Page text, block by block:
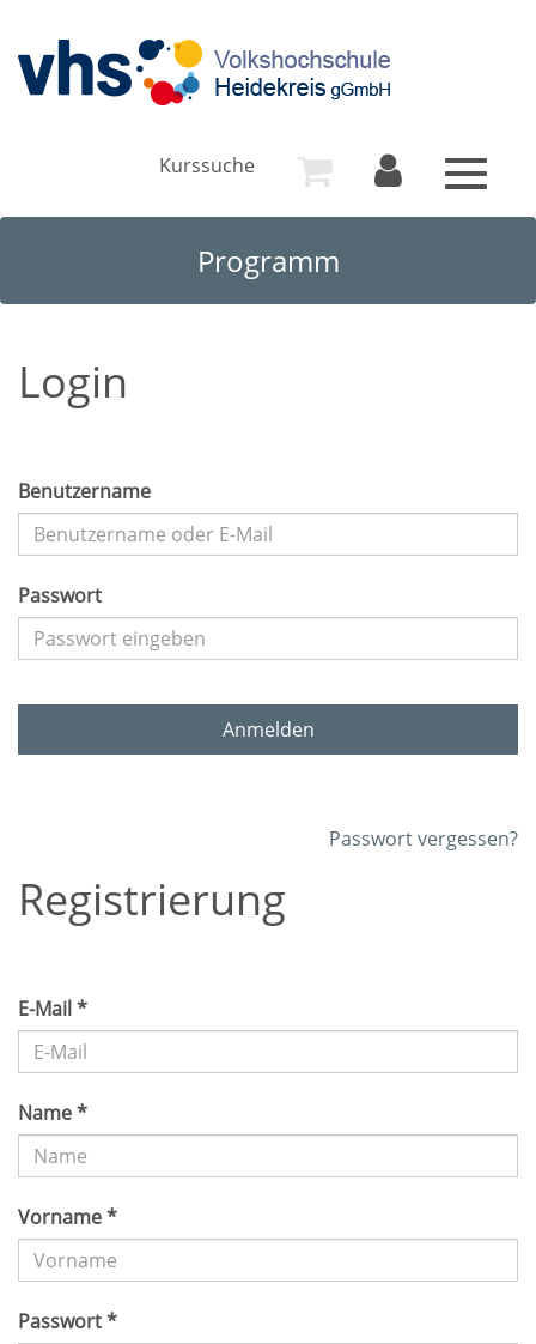
Kurssuche
Toggle
Programm
Login
Benutzername
Passwort
Anmelden
Passwort vergessen?
Registrierung
E-Mail *
Name *
Vorname *
Passwort *